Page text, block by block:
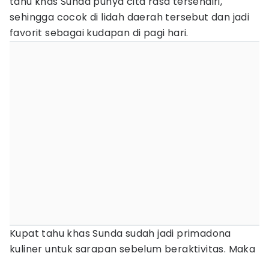
sehingga cocok di lidah daerah tersebut dan jadi
favorit sebagai kudapan di pagi hari.
Kupat tahu khas Sunda sudah jadi primadona
kuliner untuk sarapan sebelum beraktivitas. Maka